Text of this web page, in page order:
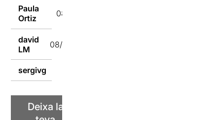
Paula
Ortiz
08/09/2014
david
LM
08/09/2014
sergivg
Deixa la